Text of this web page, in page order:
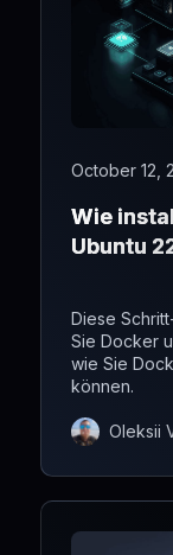
October 12,
Wie
Ubuntu
Diese
Sie Docker
wie Sie
können.
Oleksii